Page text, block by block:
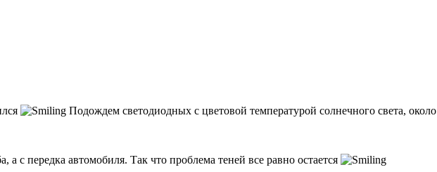
Подождем светодиодных с цветовой температурой солнечного света,
а с передка автомобиля. Так что проблема теней все равно остается